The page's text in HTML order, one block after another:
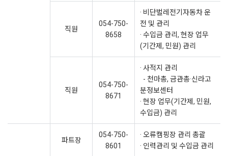
직원
054-750-
8658
· 비단벌레전기자동차 운
전 및 관리
· 수입금 관리, 현장 업무
(기간제, 민원) 관리
직원
054-750-
8671
· 사적지 관리
- 천마총, 금관총·신라고
분정보센터
· 현장 업무(기간제, 민원,
수입금) 관리
파트장
054-750-
8601
· 오류캠핑장 관리 총괄
· 인력관리 및 수입금 관리